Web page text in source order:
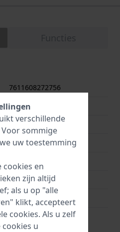
7611608272756
Tissot
Vintage
2004 Onbekend
Analoog
Ja
Wit
Goud, Goud, Goud
verschillende
Voor sommige
uw toestemming
cookies en
zijn altijd
als u op "alle
klikt, accepteert
cookies. Als u zelf
u